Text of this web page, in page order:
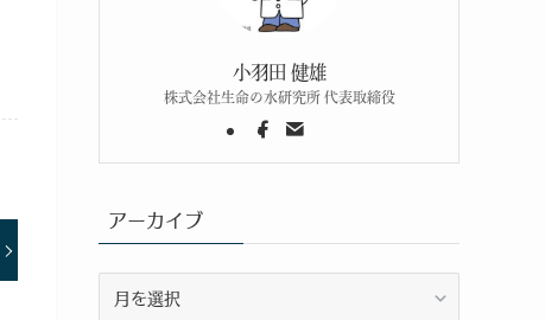
小羽田 健雄
株式会社生命の水研究所 代表取締役
アーカイブ